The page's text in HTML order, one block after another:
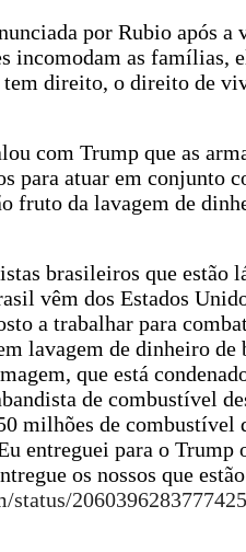
por Rubio após
incomodam as famílias,
direito, o direito de
com Trump que as
para atuar em conjunto
fruto da lavagem de
brasileiros que estão
vêm dos Estados
a trabalhar para
lavagem de dinheiro
que está
de combustível
milhões de combustível
entreguei para o Trump
os nossos que